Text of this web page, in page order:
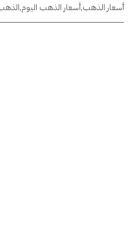
أسعار الذهب,أسعار الذهب اليوم,